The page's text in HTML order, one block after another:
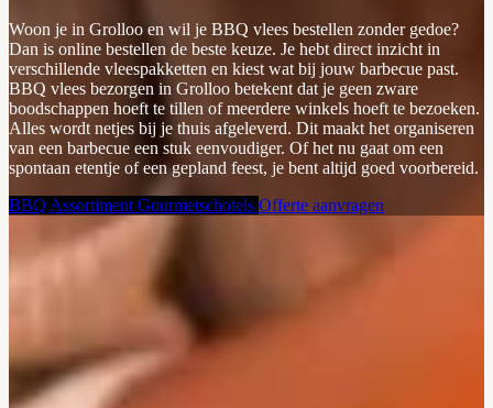
Woon je in Grolloo en wil je BBQ vlees bestellen zonder gedoe?
Dan is online bestellen de beste keuze. Je hebt direct inzicht in
verschillende vleespakketten en kiest wat bij jouw barbecue past.
BBQ vlees bezorgen in Grolloo betekent dat je geen zware
boodschappen hoeft te tillen of meerdere winkels hoeft te bezoeken.
Alles wordt netjes bij je thuis afgeleverd. Dit maakt het organiseren
van een barbecue een stuk eenvoudiger. Of het nu gaat om een
spontaan etentje of een gepland feest, je bent altijd goed voorbereid.
BBQ Assortiment Gourmetschotels Offerte aanvragen